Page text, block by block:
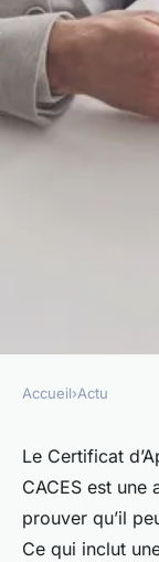
Pour
une
Pas-de-
Accueil›Actu
Le Certificat
CACES est une
prouver qu’il
Ce qui inclut